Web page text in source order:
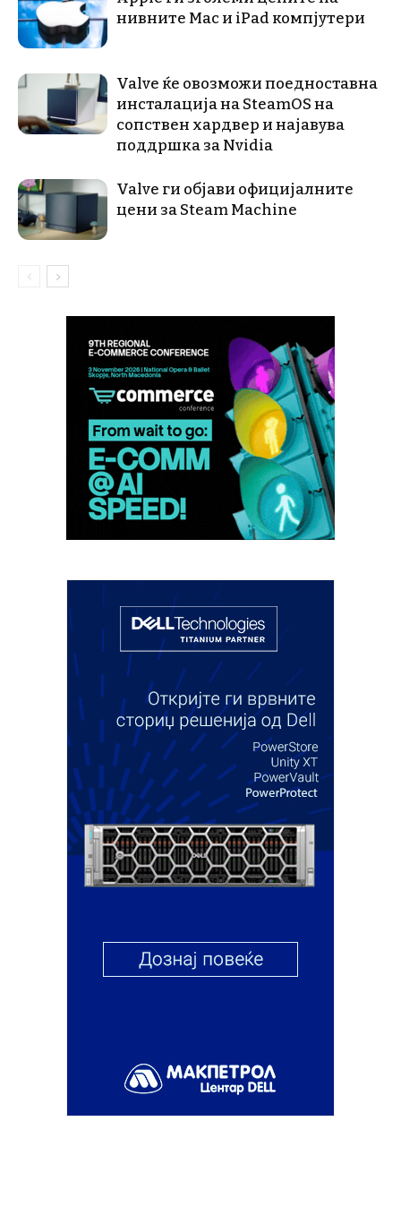
нивните Mac и iPad компјутери
Valve ќе овозможи поедноставна
инсталација на SteamOS на
сопствен хардвер и најавува
поддршка за Nvidia
Valve ги објави официјалните
цени за Steam Machine